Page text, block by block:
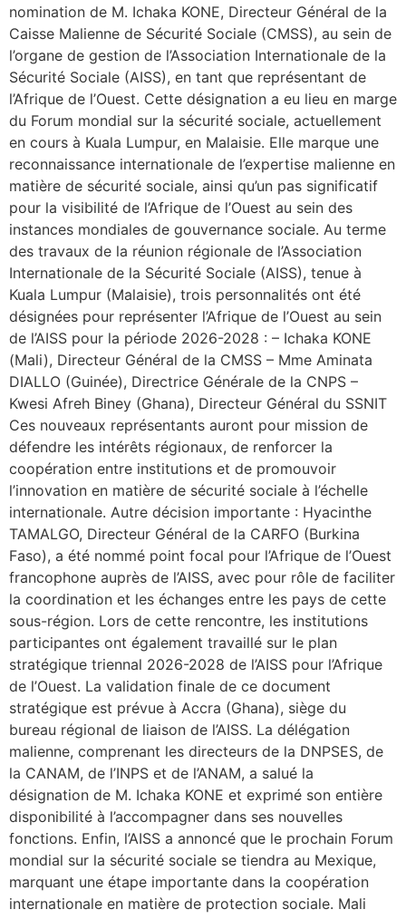
nomination de M. Ichaka KONE, Directeur Général de la
Caisse Malienne de Sécurité Sociale (CMSS), au sein de
l’organe de gestion de l’Association Internationale de la
Sécurité Sociale (AISS), en tant que représentant de
l’Afrique de l’Ouest. Cette désignation a eu lieu en marge
du Forum mondial sur la sécurité sociale, actuellement
en cours à Kuala Lumpur, en Malaisie. Elle marque une
reconnaissance internationale de l’expertise malienne en
matière de sécurité sociale, ainsi qu’un pas significatif
pour la visibilité de l’Afrique de l’Ouest au sein des
instances mondiales de gouvernance sociale. Au terme
des travaux de la réunion régionale de l’Association
Internationale de la Sécurité Sociale (AISS), tenue à
Kuala Lumpur (Malaisie), trois personnalités ont été
désignées pour représenter l’Afrique de l’Ouest au sein
de l’AISS pour la période 2026-2028 : – Ichaka KONE
(Mali), Directeur Général de la CMSS – Mme Aminata
DIALLO (Guinée), Directrice Générale de la CNPS –
Kwesi Afreh Biney (Ghana), Directeur Général du SSNIT
Ces nouveaux représentants auront pour mission de
défendre les intérêts régionaux, de renforcer la
coopération entre institutions et de promouvoir
l’innovation en matière de sécurité sociale à l’échelle
internationale. Autre décision importante : Hyacinthe
TAMALGO, Directeur Général de la CARFO (Burkina
Faso), a été nommé point focal pour l’Afrique de l’Ouest
francophone auprès de l’AISS, avec pour rôle de faciliter
la coordination et les échanges entre les pays de cette
sous-région. Lors de cette rencontre, les institutions
participantes ont également travaillé sur le plan
stratégique triennal 2026-2028 de l’AISS pour l’Afrique
de l’Ouest. La validation finale de ce document
stratégique est prévue à Accra (Ghana), siège du
bureau régional de liaison de l’AISS. La délégation
malienne, comprenant les directeurs de la DNPSES, de
la CANAM, de l’INPS et de l’ANAM, a salué la
désignation de M. Ichaka KONE et exprimé son entière
disponibilité à l’accompagner dans ses nouvelles
fonctions. Enfin, l’AISS a annoncé que le prochain Forum
mondial sur la sécurité sociale se tiendra au Mexique,
marquant une étape importante dans la coopération
internationale en matière de protection sociale. Mali